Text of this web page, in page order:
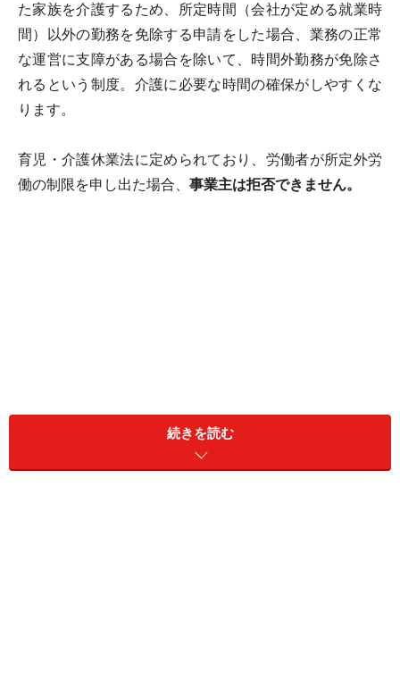
た家族を介護するため、所定時間（会社が定める就業時
間）以外の勤務を免除する申請をした場合、業務の正常
な運営に支障がある場合を除いて、時間外勤務が免除さ
れるという制度。介護に必要な時間の確保がしやすくな
ります。
育児・介護休業法に定められており、労働者が所定外労
働の制限を申し出た場合、 事業主は拒否できません。
続きを読む